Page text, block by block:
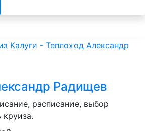
Радищев
расписание, выбор